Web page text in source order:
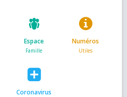
Espace Numéros
Coronavirus